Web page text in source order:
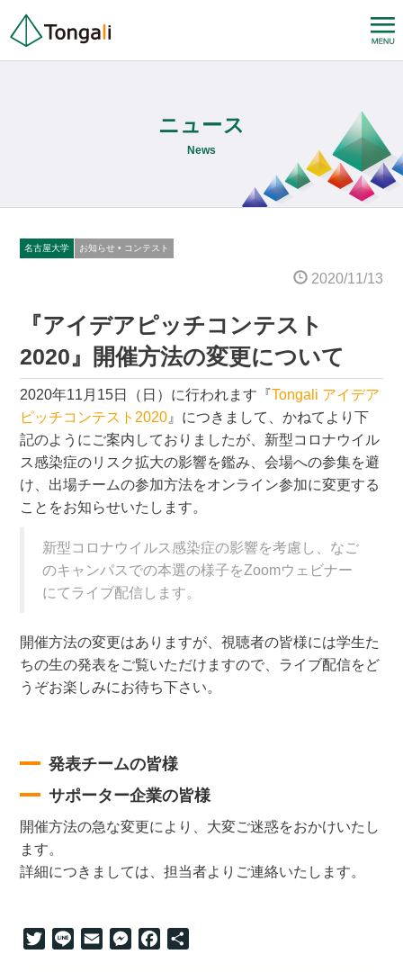
ニュース
News
名古屋大学 お知らせ • コンテスト
2020/11/13
『アイデアピッチコンテスト
2020』開催方法の変更について
2020年11月15日（日）に行われます『Tongali アイデア
ピッチコンテスト2020 』につきまして、かねてより下
記のようにご案内しておりましたが、新型コロナウイル
ス感染症のリスク拡大の影響を鑑み、会場への参集を避
け、出場チームの参加方法をオンライン参加に変更する
ことをお知らせいたします。
新型コロナウイルス感染症の影響を考慮し、なご
のキャンパスでの本選の様子をZoomウェビナー
にてライブ配信します。
開催方法の変更はありますが、視聴者の皆様には学生た
ちの生の発表をご覧いただけますので、ライブ配信をど
うぞお楽しみにお待ち下さい。
発表チームの皆様
サポーター企業の皆様
開催方法の急な変更により、大変ご迷惑をおかけいたし
ます。
詳細につきましては、担当者よりご連絡いたします。
TwitterLine Email Messenger
Facebook